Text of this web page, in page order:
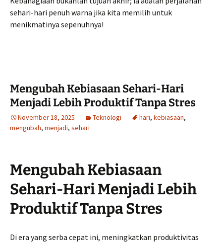
sehari-hari penuh warna jika kita memilih untuk
menikmatinya sepenuhnya!
Mengubah Kebiasaan Sehari-Hari
Menjadi Lebih Produktif Tanpa Stres
November 18, 2025 Teknologi hari, kebiasaan,
mengubah, menjadi, sehari
Mengubah Kebiasaan
Sehari-Hari Menjadi Lebih
Produktif Tanpa Stres
Di era yang serba cepat ini, meningkatkan produktivitas